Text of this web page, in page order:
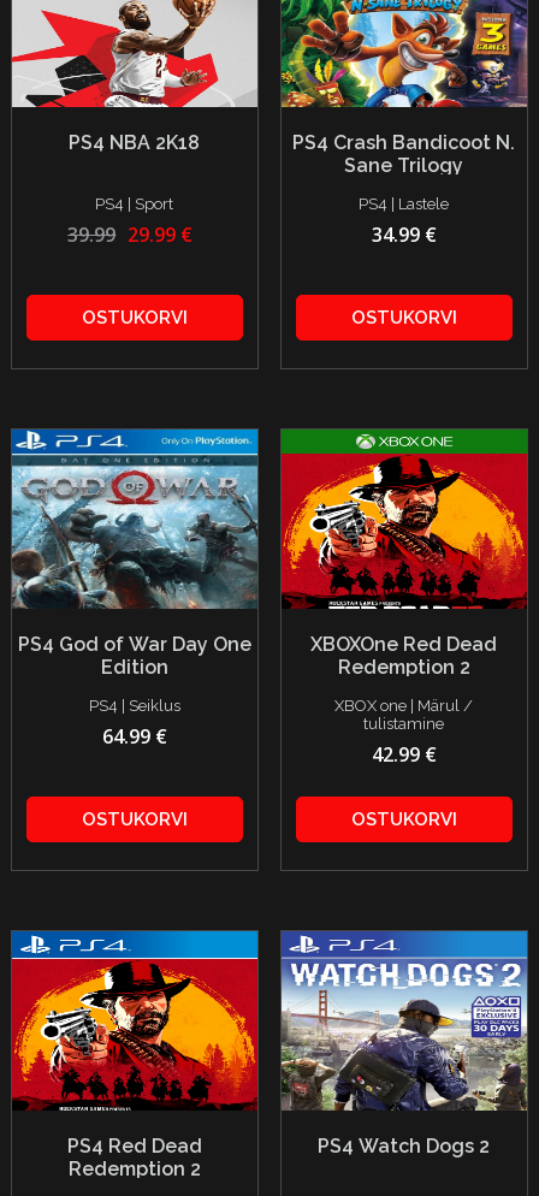
PS4 NBA 2K18
PS4 | Sport
39.99 29.99 €
OSTUKORVI
PS4 Crash Bandicoot N.
Sane Trilogy
PS4 | Lastele
34.99 €
OSTUKORVI
PS4 God of War Day One
Edition
PS4 | Seiklus
64.99 €
OSTUKORVI
XBOXOne Red Dead
Redemption 2
XBOX one | Märul /
tulistamine
42.99 €
OSTUKORVI
PS4 Red Dead
Redemption 2
PS4 Watch Dogs 2